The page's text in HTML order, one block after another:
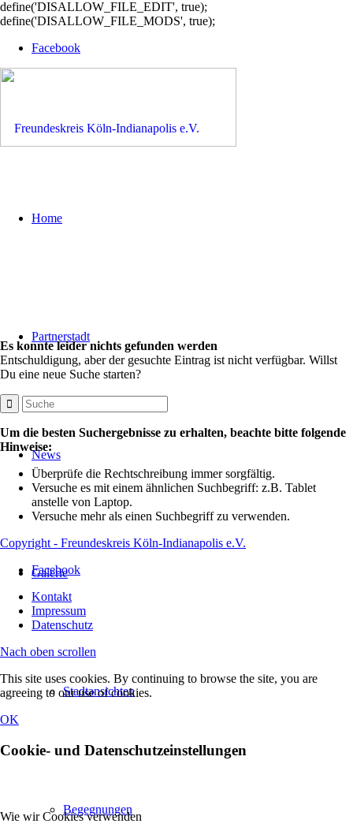
define('DISALLOW_FILE_EDIT', true);
define('DISALLOW_FILE_MODS', true);
Facebook
Home
Partnerstadt
News
Galerie
Stadtansichten
Begegnungen
Es konnte leider nichts gefunden werden
Entschuldigung, aber der gesuchte Eintrag ist nicht verfügbar. Willst
Du eine neue Suche starten?
Um die besten Suchergebnisse zu erhalten, beachte bitte folgende
Hinweise:
Überprüfe die Rechtschreibung immer sorgfältig.
Versuche es mit einem ähnlichen Suchbegriff: z.B. Tablet
anstelle von Laptop.
Versuche mehr als einen Suchbegriff zu verwenden.
Copyright - Freundeskreis Köln-Indianapolis e.V.
Facebook
Kontakt
Impressum
Datenschutz
Nach oben scrollen
This site uses cookies. By continuing to browse the site, you are
agreeing to our use of cookies.
OK
Cookie- und Datenschutzeinstellungen
Wie wir Cookies verwenden